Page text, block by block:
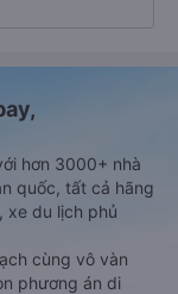
hơn 3000+ nhà
quốc, tất cả hãng
xe du lịch phủ
cùng vô vàn
phương án di